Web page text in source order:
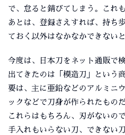
で、怠ると錆びてしまう。これも
あとは、登録さえすれば、持ち
ておく以外はなかなかできないと
今度は、日本刀をネット通販で
出てきたのは「模造刀」という商
要は、主に亜鉛などのアルミニ
ックなどで刀身が作られたものだ
これらはもちろん、刃がないの
手入れもいらない刀、できない刀